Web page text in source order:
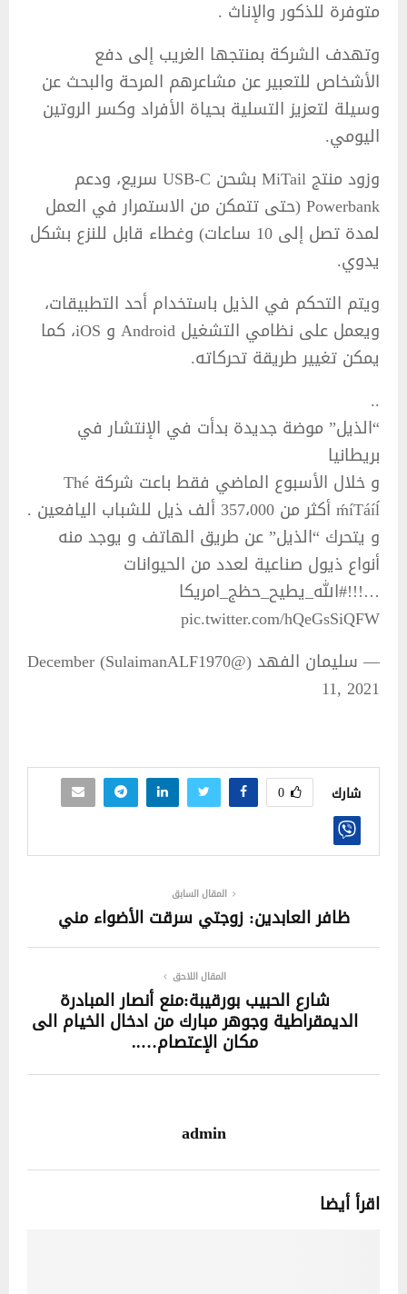
متوفرة للذكور والإناث .
وتهدف الشركة بمنتجها الغريب إلى دفع
الأشخاص للتعبير عن مشاعرهم المرحة والبحث عن
وسيلة لتعزيز التسلية بحياة الأفراد وكسر الروتين
اليومي.
وزود منتج MiTail بشحن USB-C سريع، ودعم
Powerbank (حتى تتمكن من الاستمرار في العمل
لمدة تصل إلى 10 ساعات) وغطاء قابل للنزع بشكل
يدوي.
ويتم التحكم في الذيل باستخدام أحد التطبيقات،
ويعمل على نظامي التشغيل Android و iOS، كما
يمكن تغيير طريقة تحركاته.
..
“الذيل” موضة جديدة بدأت في الإنتشار في
بريطانيا
و خلال الأسبوع الماضي فقط باعت شركة Thé
ḿíTáíĺ أكثر من 357،000 ألف ذيل للشباب اليافعين .
و يتحرك “الذيل” عن طريق الهاتف و يوجد منه
أنواع ذيول صناعية لعدد من الحيوانات
…!!!#الله_يطيح_حظج_امريكا
pic.twitter.com/hQeGsSiQFW
— سليمان الفهد (@SulaimanALF1970) December
11, 2021
شارك 0
المقال السابق
ظافر العابدين: زوجتي سرقت الأضواء مني
المقال اللاحق
شارع الحبيب بورقيبة:منع أنصار المبادرة
الديمقراطية وجوهر مبارك من ادخال الخيام الى
مكان الإعتصام…..
admin
اقرأ أيضا